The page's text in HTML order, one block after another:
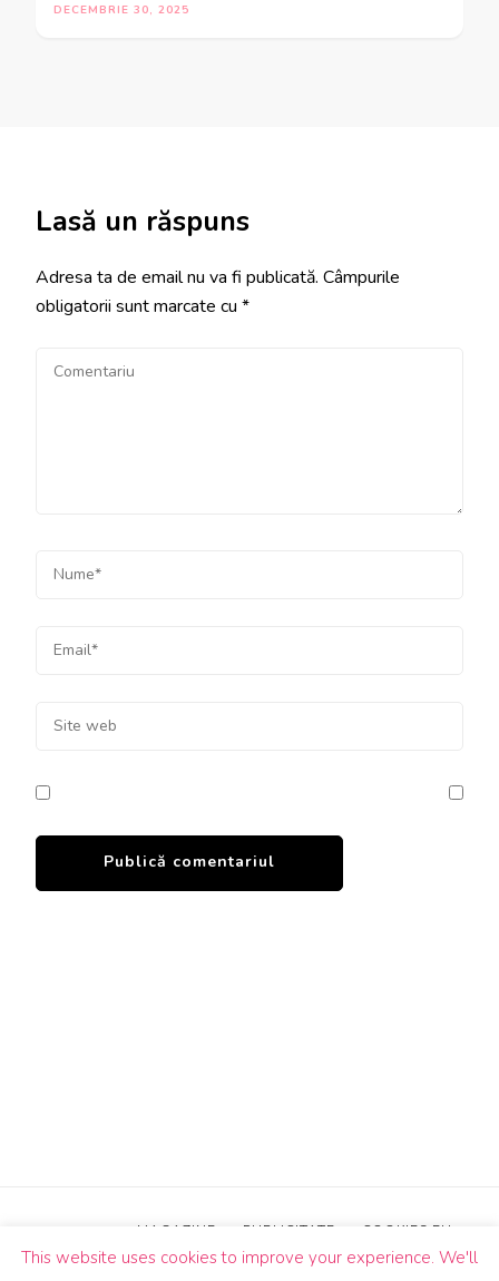
DECEMBRIE 30, 2025
Lasă un răspuns
Adresa ta de email nu va fi publicată. Câmpurile
obligatorii sunt marcate cu *
MAGAZINE PUBLICITATE COOKIES EU
This website uses cookies to improve your experience. We'll